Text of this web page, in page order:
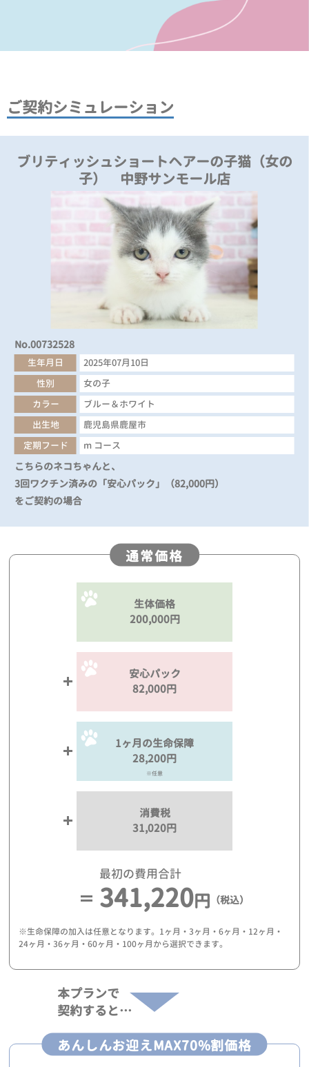
ご契約シミュレーション
ブリティッシュショートヘアーの子猫（女の
子） 中野サンモール店
No.00732528
生年月日
2025年07月10日
性別
女の子
カラー
ブルー＆ホワイト
出生地
鹿児島県鹿屋市
定期フード
m コース
こちらのネコちゃんと、
3回ワクチン済みの「安心パック」（82,000円）
をご契約の場合
通常価格
生体価格
200,000円
安心パック
82,000円
1ヶ月の生命保障
28,200円
※任意
消費税
31,020円
最初の費用合計
341,220円 （税込）
※生命保障の加入は任意となります。1ヶ月・3ヶ月・6ヶ月・12ヶ月・
24ヶ月・36ヶ月・60ヶ月・100ヶ月から選択できます。
本プランで
契約すると…
あんしんお迎えMAX70%割価格